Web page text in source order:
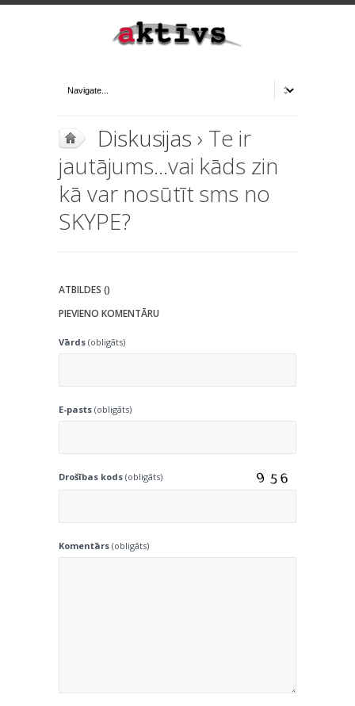
Diskusijas › Te ir
jautājums...vai kāds zin
kā var nosūtīt sms no
SKYPE?
ATBILDES ()
PIEVIENO KOMENTĀRU
Vārds (obligāts)
E-pasts (obligāts)
Drošības kods (obligāts)
Komentārs (obligāts)